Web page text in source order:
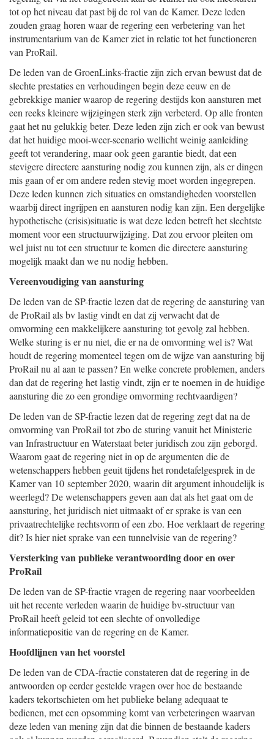
tot op het niveau dat past bij de rol van de Kamer. Deze leden
zouden graag horen waar de regering een verbetering van het
instrumentarium van de Kamer ziet in relatie tot het functioneren
van ProRail.
De leden van de GroenLinks-fractie zijn zich ervan bewust dat de
slechte prestaties en verhoudingen begin deze eeuw en de
gebrekkige manier waarop de regering destijds kon aansturen met
een reeks kleinere wijzigingen sterk zijn verbeterd. Op alle fronten
gaat het nu gelukkig beter. Deze leden zijn zich er ook van bewust
dat het huidige mooi-weer-scenario wellicht weinig aanleiding
geeft tot verandering, maar ook geen garantie biedt, dat een
stevigere directere aansturing nodig zou kunnen zijn, als er dingen
mis gaan of er om andere reden stevig moet worden ingegrepen.
Deze leden kunnen zich situaties en omstandigheden voorstellen
waarbij direct ingrijpen en aansturen nodig kan zijn. Een dergelijke
hypothetische (crisis)situatie is wat deze leden betreft het slechtste
moment voor een structuurwijziging. Dat zou ervoor pleiten om
wel juist nu tot een structuur te komen die directere aansturing
mogelijk maakt dan we nu nodig hebben.
Vereenvoudiging van aansturing
De leden van de SP-fractie lezen dat de regering de aansturing van
de ProRail als bv lastig vindt en dat zij verwacht dat de
omvorming een makkelijkere aansturing tot gevolg zal hebben.
Welke sturing is er nu niet, die er na de omvorming wel is? Wat
houdt de regering momenteel tegen om de wijze van aansturing bij
ProRail nu al aan te passen? En welke concrete problemen, anders
dan dat de regering het lastig vindt, zijn er te noemen in de huidige
aansturing die zo een grondige omvorming rechtvaardigen?
De leden van de SP-fractie lezen dat de regering zegt dat na de
omvorming van ProRail tot zbo de sturing vanuit het Ministerie
van Infrastructuur en Waterstaat beter juridisch zou zijn geborgd.
Waarom gaat de regering niet in op de argumenten die de
wetenschappers hebben geuit tijdens het rondetafelgesprek in de
Kamer van 10 september 2020, waarin dit argument inhoudelijk is
weerlegd? De wetenschappers geven aan dat als het gaat om de
aansturing, het juridisch niet uitmaakt of er sprake is van een
privaatrechtelijke rechtsvorm of een zbo. Hoe verklaart de regering
dit? Is hier niet sprake van een tunnelvisie van de regering?
Versterking van publieke verantwoording door en over
ProRail
De leden van de SP-fractie vragen de regering naar voorbeelden
uit het recente verleden waarin de huidige bv-structuur van
ProRail heeft geleid tot een slechte of onvolledige
informatiepositie van de regering en de Kamer.
Hoofdlijnen van het voorstel
De leden van de CDA-fractie constateren dat de regering in de
antwoorden op eerder gestelde vragen over hoe de bestaande
kaders tekortschieten om het publieke belang adequaat te
bedienen, met een opsomming komt van verbeteringen waarvan
deze leden van mening zijn dat die binnen de bestaande kaders